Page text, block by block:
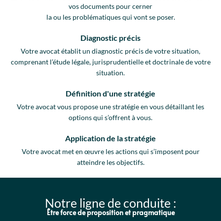
vos documents pour cerner
la ou les problématiques qui vont se poser.
Diagnostic précis
Votre avocat établit un diagnostic précis de votre situation,
comprenant l’étude légale, jurisprudentielle et doctrinale de votre
situation.
Définition d'une stratégie
Votre avocat vous propose une stratégie en vous détaillant les
options qui s’offrent à vous.
Application de la stratégie
Votre avocat met en œuvre les actions qui s’imposent pour
atteindre les objectifs.
Notre ligne de conduite :
Être force de proposition et pragmatique